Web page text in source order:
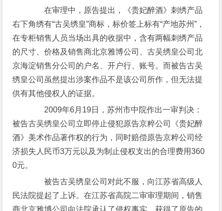
在审理中，原告提出，《贵妃醉酒》刺绣产品
右下角绣有“古吴绣皇”商标，标价签上标有“产地苏州”，
在专柜销售人员当场出具的收据中，含有两幅刺绣产品
的尺寸、价格及销售商北京雅博公司、古吴绣皇公司北
京海淀销售分公司的户名、开户行、账号。而被告古吴
绣皇公司虽然提出涉案作品不是该公司所作，但无法提
供有其他侵权人的证据。
2009年6月19日，苏州市中院作出一审判决：
被告古吴绣皇公司立即停止侵犯原告京粹公司《贵妃醉
酒》美术作品著作权的行为，同时赔偿原告京粹公司经
济损失人民币3万元以及为制止侵权支出的合理费用360
0元。
被告古吴绣皇公司对此不服，向江苏省高级人
民法院提起了上诉。在江苏省高院二审审理期间，销售
商北京雅博公司向法院承认了侵权事实，获得了原告的